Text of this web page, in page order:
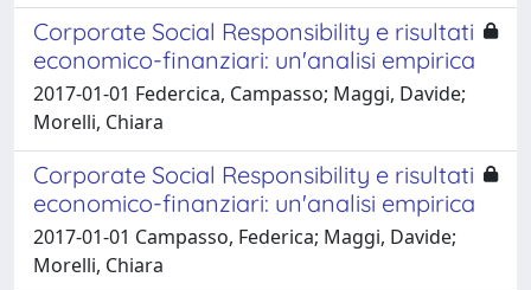
Corporate Social Responsibility e risultati
economico-finanziari: un'analisi empirica
2017-01-01 Federcica, Campasso; Maggi, Davide;
Morelli, Chiara
Corporate Social Responsibility e risultati
economico-finanziari: un'analisi empirica
2017-01-01 Campasso, Federica; Maggi, Davide;
Morelli, Chiara